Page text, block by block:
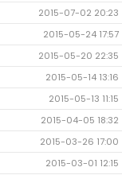
2015-07-02 20:23
2015-05-24 17:57
2015-05-20 22:35
2015-05-14 13:16
2015-05-13 11:15
2015-04-05 18:32
2015-03-26 17:00
2015-03-01 12:15